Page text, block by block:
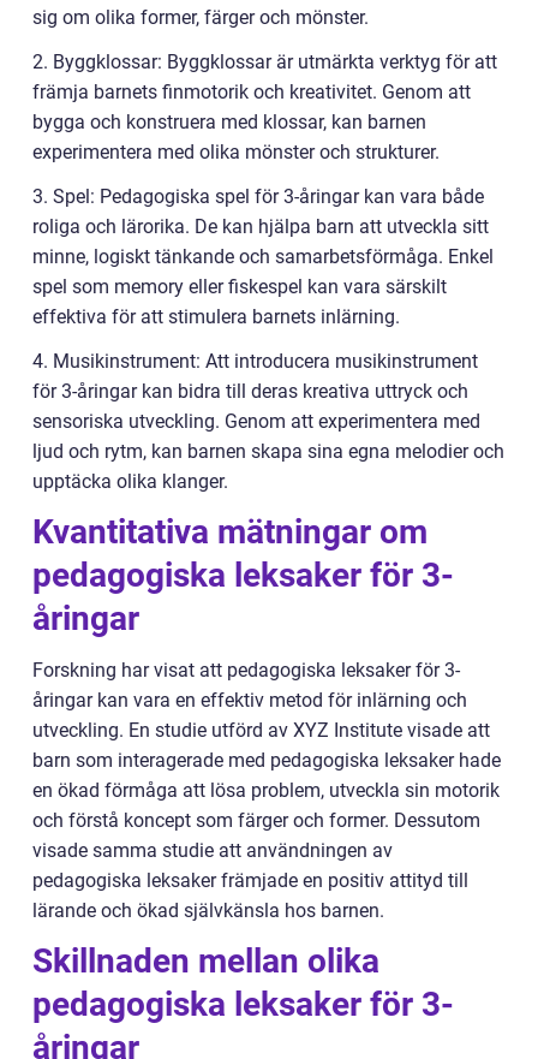
sig om olika former, färger och mönster.
2. Byggklossar: Byggklossar är utmärkta verktyg för att
främja barnets finmotorik och kreativitet. Genom att
bygga och konstruera med klossar, kan barnen
experimentera med olika mönster och strukturer.
3. Spel: Pedagogiska spel för 3-åringar kan vara både
roliga och lärorika. De kan hjälpa barn att utveckla sitt
minne, logiskt tänkande och samarbetsförmåga. Enkel
spel som memory eller fiskespel kan vara särskilt
effektiva för att stimulera barnets inlärning.
4. Musikinstrument: Att introducera musikinstrument
för 3-åringar kan bidra till deras kreativa uttryck och
sensoriska utveckling. Genom att experimentera med
ljud och rytm, kan barnen skapa sina egna melodier och
upptäcka olika klanger.
Kvantitativa mätningar om
pedagogiska leksaker för 3-
åringar
Forskning har visat att pedagogiska leksaker för 3-
åringar kan vara en effektiv metod för inlärning och
utveckling. En studie utförd av XYZ Institute visade att
barn som interagerade med pedagogiska leksaker hade
en ökad förmåga att lösa problem, utveckla sin motorik
och förstå koncept som färger och former. Dessutom
visade samma studie att användningen av
pedagogiska leksaker främjade en positiv attityd till
lärande och ökad självkänsla hos barnen.
Skillnaden mellan olika
pedagogiska leksaker för 3-
åringar